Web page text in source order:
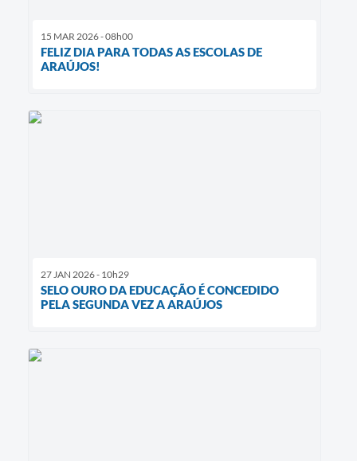
15 MAR 2026 - 08h00
FELIZ DIA PARA TODAS AS ESCOLAS DE
ARAÚJOS!
27 JAN 2026 - 10h29
SELO OURO DA EDUCAÇÃO É CONCEDIDO
PELA SEGUNDA VEZ A ARAÚJOS